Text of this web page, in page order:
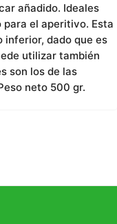
añadido. Ideales
para el aperitivo. Esta
inferior, dado que es
utilizar también
son los de las
neto 500 gr.